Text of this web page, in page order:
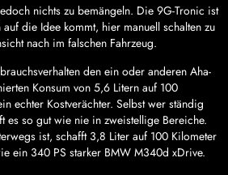
nichts zu bemängeln. Die 9G-Tronic ist
die Idee kommt, hier manuell schalten zu
nach im falschen Fahrzeug.
den ein oder anderen Aha-
Konsum von 5,6 Litern auf 100
echter Kostverächter. Selbst wer ständig
es so gut wie nie in zweistellige Bereiche.
ist, schafft 3,8 Liter auf 100 Kilometer
ein 340 PS starker BMW M340d xDrive.